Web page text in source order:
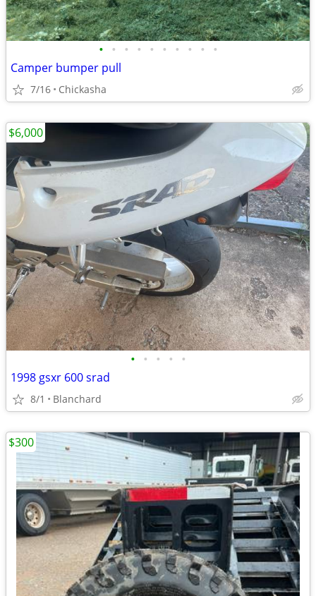
• • • • • • • • • •
Camper bumper pull
7/16 Chickasha
• • • • •
1998 gsxr 600 srad
8/1 Blanchard
$6,000
$300